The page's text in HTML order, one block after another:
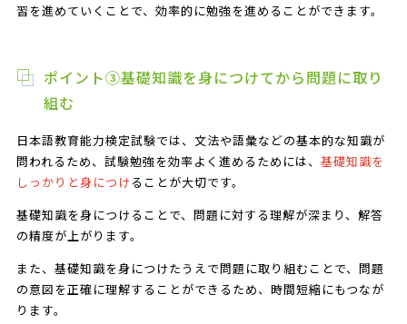
習を進めていくことで、効率的に勉強を進めることができます。
ポイント③基礎知識を身につけてから問題に取り
組む
日本語教育能力検定試験では、文法や語彙などの基本的な知識が
問われるため、試験勉強を効率よく進めるためには、 基礎知識を
しっかりと身につけることが大切です。
基礎知識を身につけることで、問題に対する理解が深まり、解答
の精度が上がります。
また、基礎知識を身につけたうえで問題に取り組むことで、問題
の意図を正確に理解することができるため、時間短縮にもつなが
ります。